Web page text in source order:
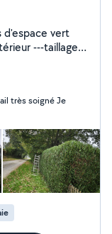
d'espace vert
---taillage
d'arbre ---
Service de
de
Peinture
pignon... ---
des
virement ou par
et